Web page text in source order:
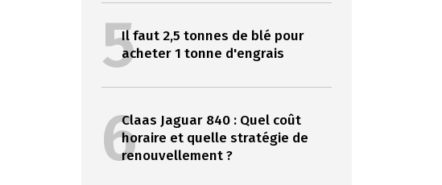
5Il faut 2,5 tonnes de blé pour
acheter 1 tonne d'engrais
6Claas Jaguar 840 : Quel coût
horaire et quelle stratégie de
renouvellement ?